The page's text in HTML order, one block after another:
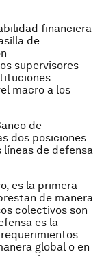
financiera
de
supervisores
macro a los
de
dos posiciones
líneas de defensa
es la primera
de manera
colectivos son
es la
global o en